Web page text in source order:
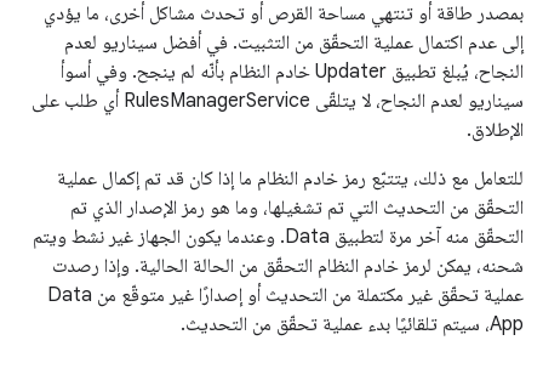
بمصدر طاقة أو تنتهي مساحة القرص أو تحدث مشاكل أخرى، ما يؤدي
إلى عدم اكتمال عملية التحقّق من التثبيت. في أفضل سيناريو لعدم
النجاح، يُبلغ تطبيق Updater خادم النظام بأنّه لم ينجح. وفي أسوأ
سيناريو لعدم النجاح، لا يتلقّى RulesManagerService أي طلب على
الإطلاق.
للتعامل مع ذلك، يتتبّع رمز خادم النظام ما إذا كان قد تم إكمال عملية
التحقّق من التحديث التي تم تشغيلها، وما هو رمز الإصدار الذي تم
التحقّق منه آخر مرة لتطبيق Data. وعندما يكون الجهاز غير نشط ويتم
شحنه، يمكن لرمز خادم النظام التحقّق من الحالة الحالية. وإذا رصدت
عملية تحقّق غير مكتملة من التحديث أو إصدارًا غير متوقّع من Data
App، سيتم تلقائيًا بدء عملية تحقّق من التحديث.